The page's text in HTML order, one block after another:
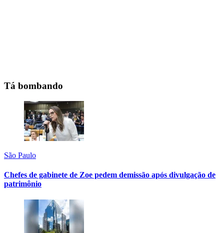
Tá bombando
São Paulo
Chefes de gabinete de Zoe pedem demissão após divulgação de
patrimônio